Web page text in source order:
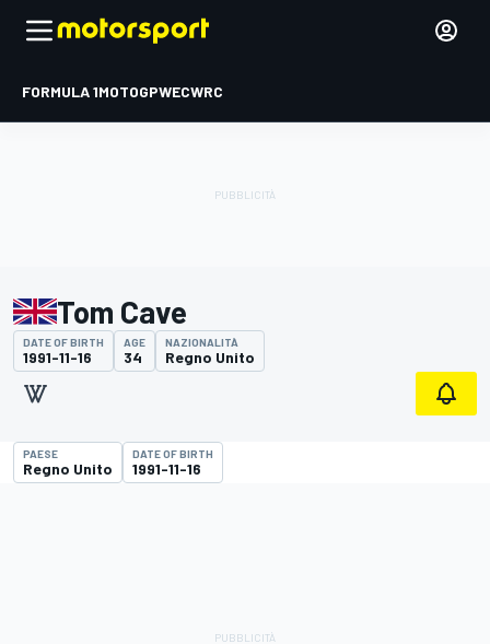
FORMULA 1MOTOGPWECWRC
Tom Cave
DATE OF BIRTH
1991-11-16
AGE
34
NAZIONALITÀ
Regno Unito
PAESE
Regno Unito
DATE OF BIRTH
1991-11-16